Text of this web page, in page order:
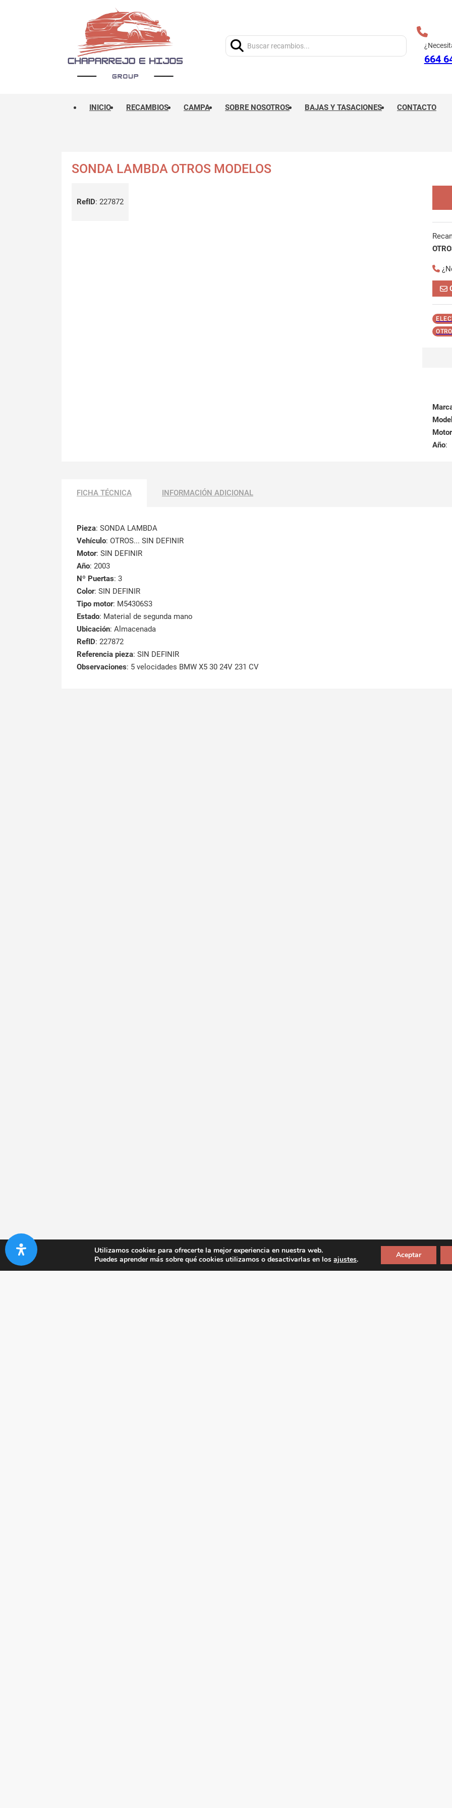
664
INICIO RECAMBIOS CAMPA SOBRE NOSOTROS BAJAS Y TASACIONES CONTACTO
SONDA LAMBDA OTROS MODELOS
RefID: 227872
Motor
Año:
FICHA TÉCNICA INFORMACIÓN ADICIONAL
Pieza: SONDA LAMBDA
Vehículo: OTROS... SIN DEFINIR
Motor: SIN DEFINIR
Año: 2003
Nº Puertas: 3
Color: SIN DEFINIR
Tipo motor: M54306S3
Estado: Material de segunda mano
Ubicación: Almacenada
RefID: 227872
Referencia pieza: SIN DEFINIR
Observaciones: 5 velocidades BMW X5 30 24V 231 CV
Utilizamos cookies para ofrecerte la mejor experiencia en nuestra web.
Puedes aprender más sobre qué cookies utilizamos o desactivarlas en losajustes. Aceptar